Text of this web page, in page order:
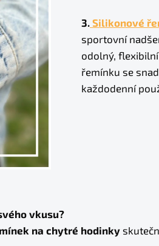
3. Silikonové
sportovní
odolný,
řemínku se
každodenní
vkusu?
na chytré hodinky